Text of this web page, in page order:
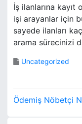
İş ilanlarına kayıt
işi arayanlar için
sayede ilanları
arama sürecinizi
Uncategorized
Y
Ödemiş Nöbetçi